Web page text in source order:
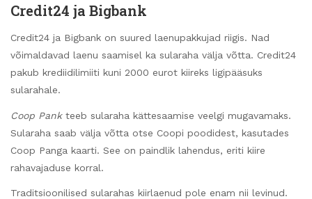
Credit24 ja Bigbank
Credit24 ja Bigbank on suured laenupakkujad riigis. Nad
võimaldavad laenu saamisel ka sularaha välja võtta. Credit24
pakub krediidilimiiti kuni 2000 eurot kiireks ligipääsuks
sularahale.
Coop Pankteeb sularaha kättesaamise veelgi mugavamaks.
Sularaha saab välja võtta otse Coopi poodidest, kasutades
Coop Panga kaarti. See on paindlik lahendus, eriti kiire
rahavajaduse korral.
Traditsioonilised sularahas kiirlaenud pole enam nii levinud.